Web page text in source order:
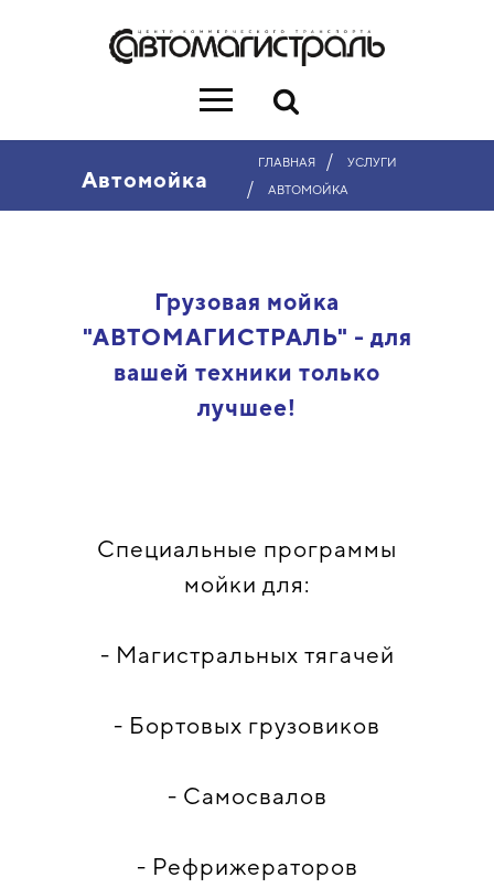
Автомойка
ГЛАВНАЯ / УСЛУГИ
/ АВТОМОЙКА
Грузовая мойка
"АВТОМАГИСТРАЛЬ" - для
вашей техники только
лучшее!
Специальные программы
мойки для:
- Магистральных тягачей
- Бортовых грузовиков
- Самосвалов
- Рефрижераторов